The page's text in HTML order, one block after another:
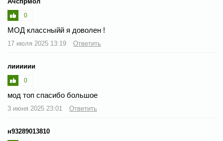
0
МОД классныйй я доволен !
17 июля 2025 13:19 Ответить
лииииии
0
мод топ спасибо большое
3 июня 2025 23:01 Ответить
н93289013810